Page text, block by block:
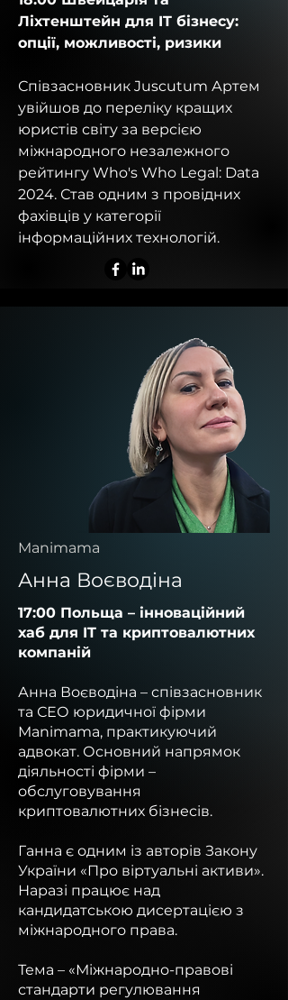
Ліхтенштейн для IT бізнесу:
опції, можливості, ризики
Співзасновник Juscutum Артем
увійшов до переліку кращих
юристів світу за версією
міжнародного незалежного
рейтингу Who's Who Legal: Data
2024. Став одним з провідних
фахівців у категорії
інформаційних технологій.
Manimama
Анна Воєводіна
17:00 Польща – інноваційний
хаб для IT та криптовалютних
компаній
Анна Воєводіна – співзасновник
та СЕО юридичної фірми
Manimama, практикуючий
адвокат. Основний напрямок
діяльності фірми –
обслуговування
криптовалютних бізнесів.
Ганна є одним із авторів Закону
України «Про віртуальні активи».
Наразі працює над
кандидатською дисертацією з
міжнародного права.
Тема – «Міжнародно-правові
стандарти регулювання